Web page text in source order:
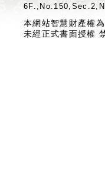
本網站智慧財產權
未經正式書面授權